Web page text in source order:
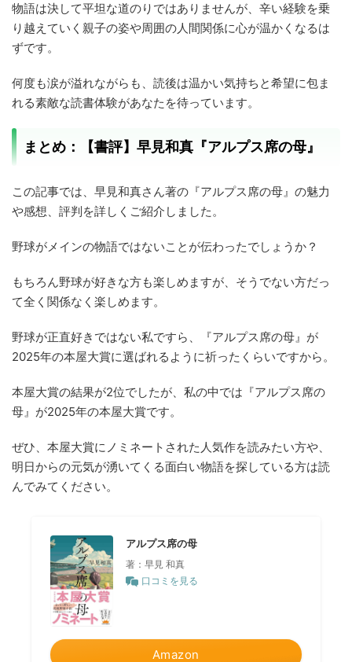
物語は決して平坦な道のりではありませんが、辛い経験を乗
り越えていく親子の姿や周囲の人間関係に心が温かくなるは
ずです。
何度も涙が溢れながらも、読後は温かい気持ちと希望に包ま
れる素敵な読書体験があなたを待っています。
まとめ：【書評】早見和真『アルプス席の母』
この記事では、早見和真さん著の『アルプス席の母』の魅力
や感想、評判を詳しくご紹介しました。
野球がメインの物語ではないことが伝わったでしょうか？
もちろん野球が好きな方も楽しめますが、そうでない方だっ
て全く関係なく楽しめます。
野球が正直好きではない私ですら、『アルプス席の母』が
2025年の本屋大賞に選ばれるように祈ったくらいですから。
本屋大賞の結果が2位でしたが、私の中では『アルプス席の
母』が2025年の本屋大賞です。
ぜひ、本屋大賞にノミネートされた人気作を読みたい方や、
明日からの元気が湧いてくる面白い物語を探している方は読
んでみてください。
アルプス席の母
著：早見 和真
口コミを見る
Amazon